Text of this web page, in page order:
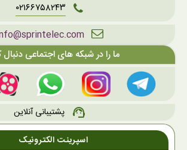
۰۲۱۶۶۷۵۸۲۴۳
ما را در شبکه های اجتماعی دنبال
support_agent
پشتیبانی آنلاین
اسپرینت الکترونیک